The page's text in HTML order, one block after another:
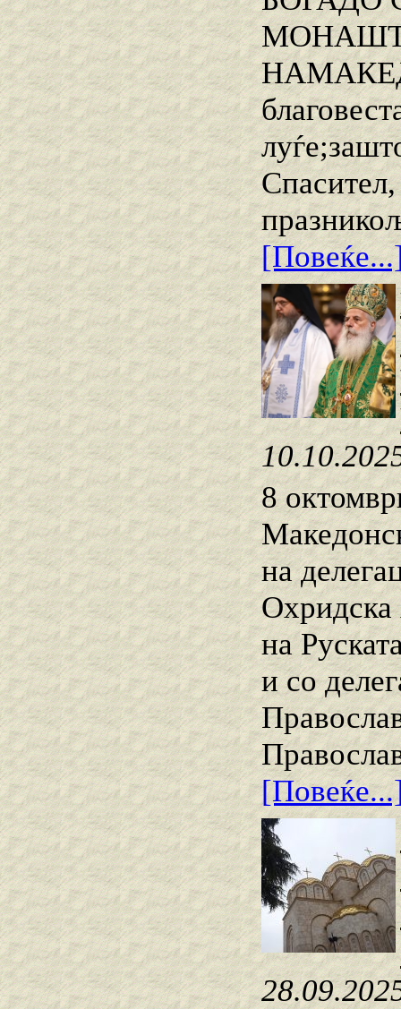
8
на
Охридска
на
и со